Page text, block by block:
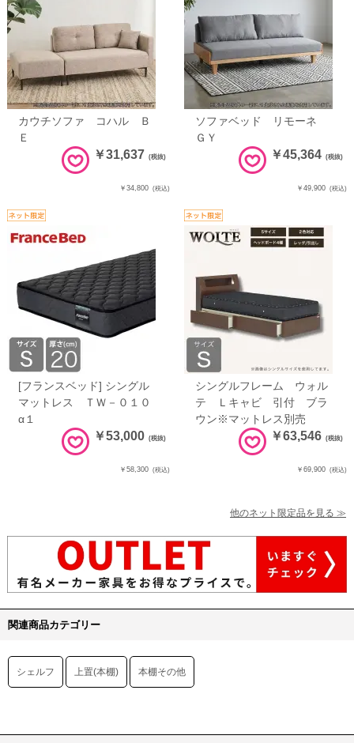
カウチソファ コハル Ｂ
Ｅ
￥31,637 (税抜)
￥34,800 (税込)
ソファベッド リモーネ
ＧＹ
￥45,364 (税抜)
￥49,900 (税込)
[フランスベッド] シングル
マットレス ＴＷ－０１０
α１
￥53,000 (税抜)
￥58,300 (税込)
シングルフレーム ウォル
テ Ｌキャビ 引付 ブラ
ウン※マットレス別売
￥63,546 (税抜)
￥69,900 (税込)
他のネット限定品を見る ≫
関連商品カテゴリー
シェルフ 上置(本棚) 本棚その他